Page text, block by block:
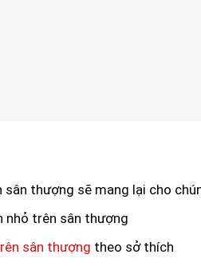
thượng sẽ mang lại cho
nhỏ trên sân thượng
sân thượng theo sở thích